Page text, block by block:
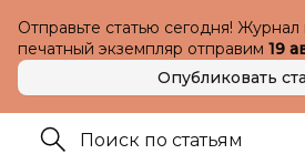
Отправьте статью сегодня!
печатный экземпляр отправим 19
Опубликовать